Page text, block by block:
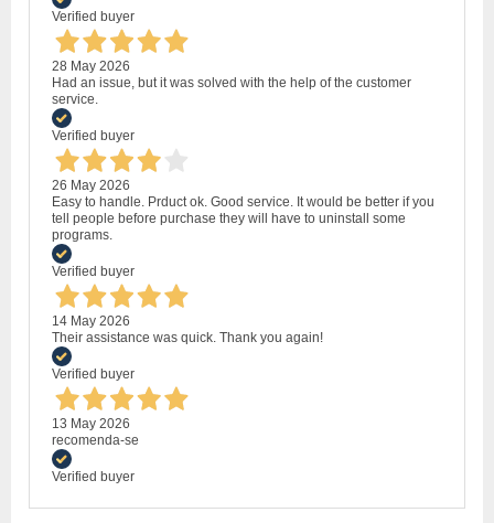
Verified buyer
28 May 2026
Had an issue, but it was solved with the help of the customer
service.
Verified buyer
26 May 2026
Easy to handle. Prduct ok. Good service. It would be better if you
tell people before purchase they will have to uninstall some
programs.
Verified buyer
14 May 2026
Their assistance was quick. Thank you again!
Verified buyer
13 May 2026
recomenda-se
Verified buyer